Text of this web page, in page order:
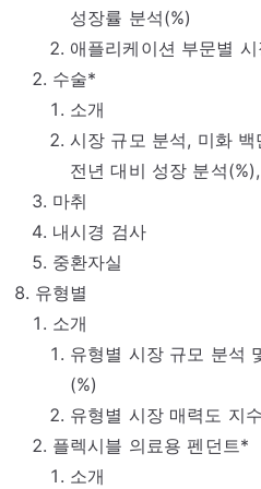
성장률 분석(%)
애플리케이션 부문별
수술*
소개
시장 규모 분석, 미화
전년 대비 성장 분석
마취
내시경 검사
중환자실
유형별
소개
유형별 시장 규모 분석
(%)
유형별 시장 매력도 지수
플렉시블 의료용 펜던트*
소개